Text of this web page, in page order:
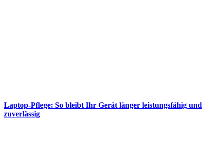
Laptop-Pflege: So bleibt Ihr Gerät länger leistungsfähig und
zuverlässig